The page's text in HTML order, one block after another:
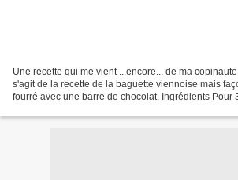
Une recette qui me vient ...encore... de ma
s'agit de la recette de la baguette viennoise mais
fourré avec une barre de chocolat. Ingrédients Pour